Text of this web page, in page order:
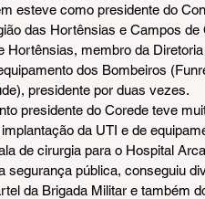
esteve como presidente do
das Hortênsias e Campos
Hortênsias, membro da
dos Bombeiros
presidente por duas vezes.
presidente do Corede teve
da UTI e de
de cirurgia para o Hospital
segurança pública, conseguiu
da Brigada Militar e também